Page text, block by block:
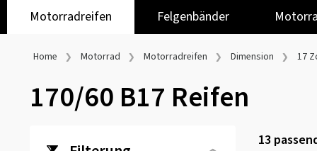
Motorradreifen
Felgenbänder
Home Motorrad Motorradreifen Dimension 17
170/60 B17 Reifen
13